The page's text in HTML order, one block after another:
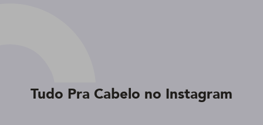
Tudo Pra Cabelo no Instagram